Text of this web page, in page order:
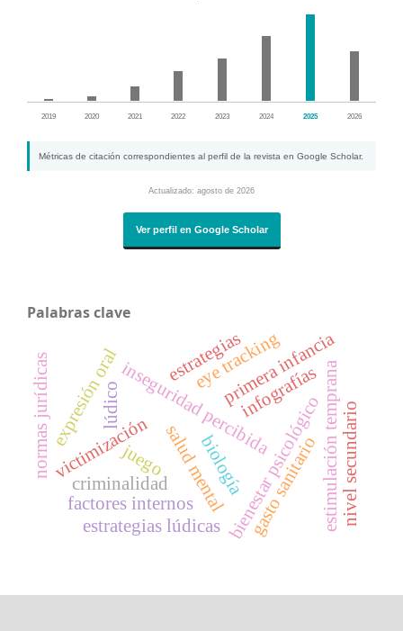
2019 2020 2021 2022 2023 2024 2025 2026
Métricas de citación correspondientes al perfil de la revista en Google Scholar.
Actualizado: agosto de 2026
Ver perfil en Google Scholar
Palabras clave
criminalidadsalud mental
victimizacióninseguridad percibidabienestar psicológicoestimulación temprana
primera infancia
estrategias lúdicas
expresión oral eye tracking
infografías
biología nivel secundario
normas jurídicas
factores internos
juego
estrategias
lúdico
gasto sanitario